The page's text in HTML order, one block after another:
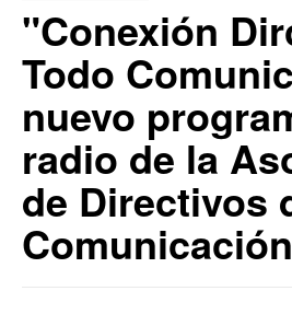
"Conexión
Todo
nuevo
radio de la
de Directivos
Comunicación